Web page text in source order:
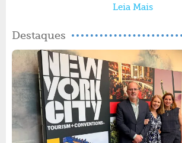
Leia Mais
Destaques